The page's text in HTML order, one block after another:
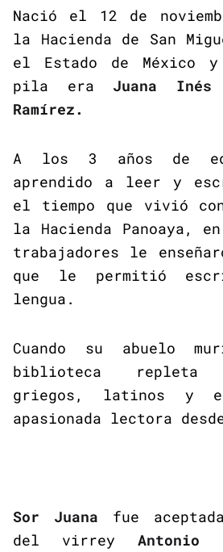
Nació el 12 de
la Hacienda de San
el Estado de México y
pila era Juana
Ramírez.
A los 3 años de
aprendido a leer y
el tiempo que vivió
la Hacienda Panoaya,
trabajadores le
que le permitió
lengua.
Cuando su abuelo
biblioteca repleta
griegos, latinos y
apasionada lectora
Sor Juana fue
del virrey